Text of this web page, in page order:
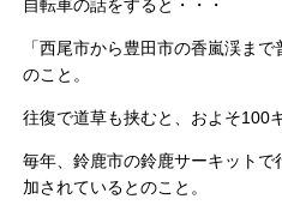
自転車の話をすると・・・
「西尾市から豊田市の香嵐渓ま
のこと。
往復で道草も挟むと、およそ100
毎年、鈴鹿市の鈴鹿サーキット
加されているとのこと。